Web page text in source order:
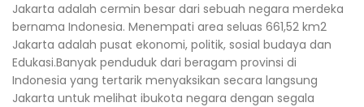
Jakarta adalah cermin besar dari sebuah negara merdeka
bernama Indonesia. Menempati area seluas 661,52 km2
Jakarta adalah pusat ekonomi, politik, sosial budaya dan
Edukasi.Banyak penduduk dari beragam provinsi di
Indonesia yang tertarik menyaksikan secara langsung
Jakarta untuk melihat ibukota negara dengan segala